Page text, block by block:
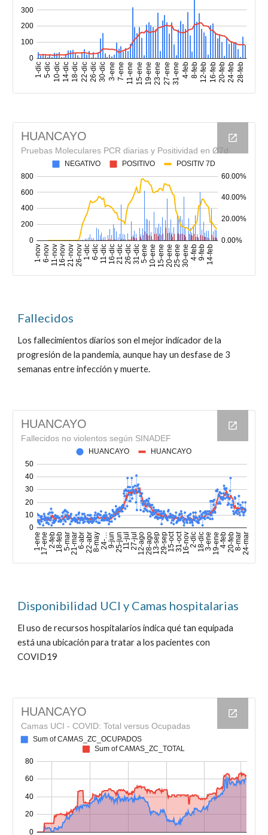
Fallecidos
Los fallecimientos diarios son el mejor indicador de la
progresión de la pandemia, aunque hay un desfase de 3
semanas entre infección y muerte.
Disponibilidad UCI y Camas hospitalarias
El uso de recursos hospitalarios indica qué tan equipada
está una ubicación para tratar a los pacientes con
COVID19